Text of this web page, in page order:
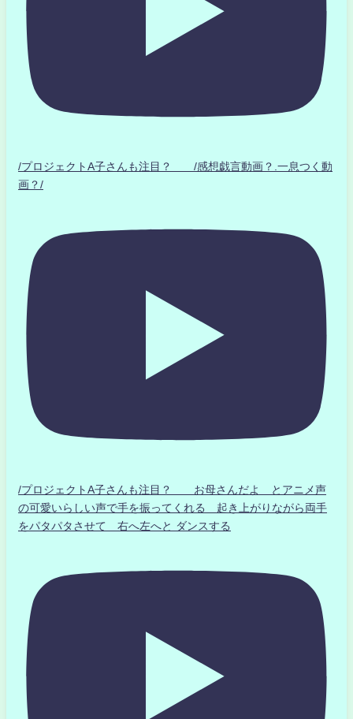
/プロジェクトA子さんも注目？ /感想戯言動画？.一息つく動
画？/
/プロジェクトA子さんも注目？ お母さんだよ とアニメ声
の可愛いらしい声で手を振ってくれる 起き上がりながら両手
をパタパタさせて 右へ左へと ダンスする